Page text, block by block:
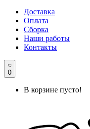
Доставка
Оплата
Сборка
Наши работы
Контакты
0
В корзине пусто!